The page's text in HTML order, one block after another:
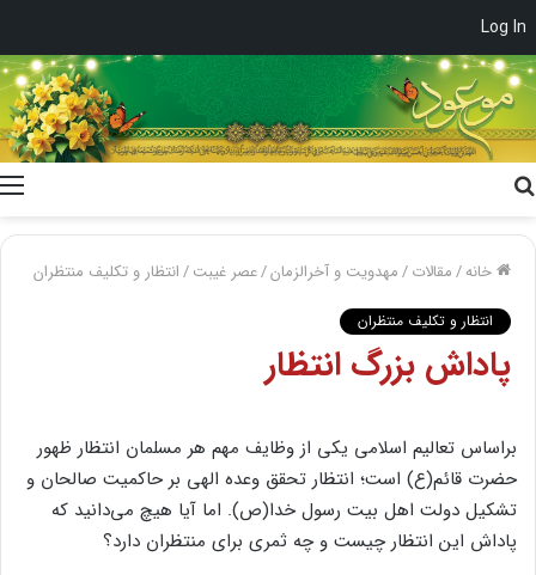
Log In
خانه/مقالات/مهدویت و آخرالزمان/عصر غیبت/انتظار و تکلیف منتظران
انتظار و تکلیف منتظران
پاداش‌ بزرگ‌ انتظار
براساس‌ تعالیم‌ اسلامی‌ یکی‌ از وظایف‌ مهم‌ هر مسلمان‌ انتظار ظهور
حضرت‌ قائم‌(ع‌) است‌؛ انتظار تحقق‌ وعده‌ الهی‌ بر حاکمیت‌ صالحان‌ و
تشکیل‌ دولت‌ اهل‌ بیت‌ رسول‌ خدا(ص‌). اما آیا هیچ‌ می‌دانید که‌
پاداش‌ این‌ انتظار چیست‌ و چه‌ ثمری‌ برای‌ منتظران‌ دارد؟